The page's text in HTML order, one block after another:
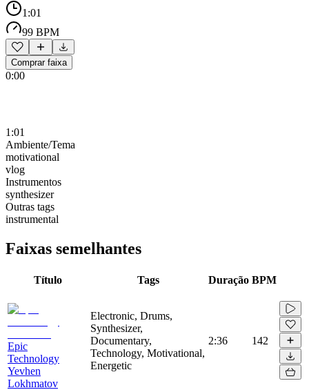
1:01
99 BPM
Comprar faixa
0:00
1:01
Ambiente/Tema
motivational
vlog
Instrumentos
synthesizer
Outras tags
instrumental
Faixas semelhantes
Título Tags Duração BPM
Epic
Technology
Yevhen
Lokhmatov
Electronic, Drums,
Synthesizer,
Documentary,
Technology, Motivational,
Energetic
2:36 142